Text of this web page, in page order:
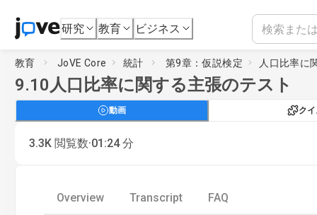
研究 教育 ビジネス
教育 JoVE Core 統計 第9章：仮説検定 人口比率に
9.10人口比率に関する主張のテスト
動画 クイ
3.3K 閲覧数·01:24 分
Overview Transcript FAQ